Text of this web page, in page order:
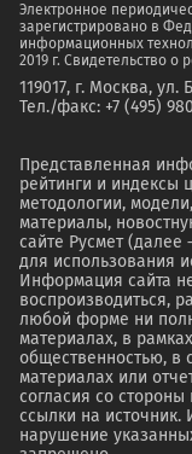
Электронное
зарегистрировано в
информационных
2019 г. Свидетельство о
119017, г. Москва,
Тел./факс: +7 (495)
Представленная
рейтинги и индексы
методологии,
материалы,
сайте Русмет
для использования
Информация сайта
воспроизводиться,
любой форме ни
материалах, в
общественностью, в
материалах или
согласия со
ссылки на
нарушение